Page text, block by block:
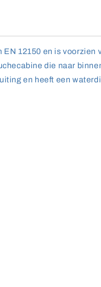
12150 en is
die naar
en heeft een